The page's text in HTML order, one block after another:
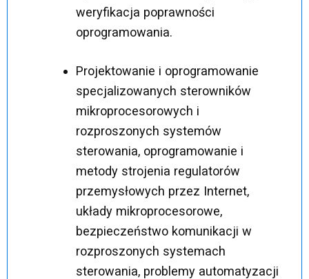
weryfikacja poprawności
oprogramowania.
Projektowanie i oprogramowanie
specjalizowanych sterowników
mikroprocesorowych i
rozproszonych systemów
sterowania, oprogramowanie i
metody strojenia regulatorów
przemysłowych przez Internet,
układy mikroprocesorowe,
bezpieczeństwo komunikacji w
rozproszonych systemach
sterowania, problemy automatyzacji